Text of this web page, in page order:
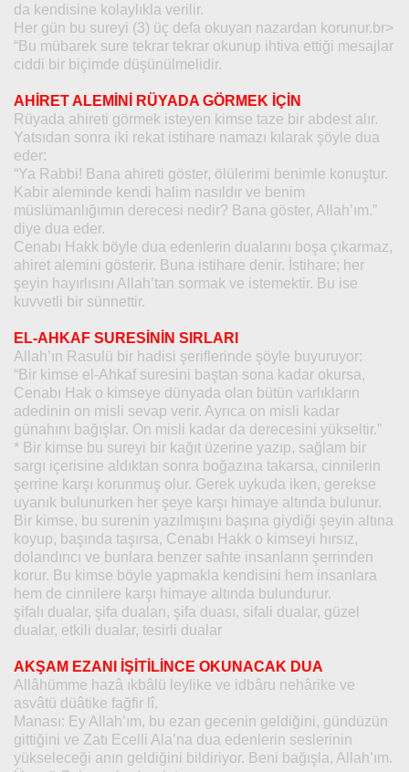
da kendisine kolaylıkla verilir.
Her gün bu sureyi (3) üç defa okuyan nazardan korunur.br>
“Bu mübarek sure tekrar tekrar okunup ihtiva ettiği mesajlar
ciddi bir biçimde düşünülmelidir.
AHİRET ALEMİNİ RÜYADA GÖRMEK İÇİN
Rüyada ahireti görmek isteyen kimse taze bir abdest alır.
Yatsıdan sonra iki rekat istihare namazı kılarak şöyle dua
eder:
“Ya Rabbi! Bana ahireti göster, ölülerimi benimle konuştur.
Kabir aleminde kendi halim nasıldır ve benim
müslümanlığımın derecesi nedir? Bana göster, Allah’ım.”
diye dua eder.
Cenabı Hakk böyle dua edenlerin dualarını boşa çıkarmaz,
ahiret alemini gösterir. Buna istihare denir. İstihare; her
şeyin hayırlısını Allah’tan sormak ve istemektir. Bu ise
kuvvetli bir sünnettir.
EL-AHKAF SURESİNİN SIRLARI
Allah’ın Rasulü bir hadisi şeriflerinde şöyle buyuruyor:
“Bir kimse el-Ahkaf suresini baştan sona kadar okursa,
Cenabı Hak o kimseye dünyada olan bütün varlıkların
adedinin on misli sevap verir. Ayrıca on misli kadar
günahını bağışlar. On misli kadar da derecesini yükseltir.”
* Bir kimse bu sureyi bir kağıt üzerine yazıp, sağlam bir
sargı içerisine aldıktan sonra boğazına takarsa, cinnilerin
şerrine karşı korunmuş olur. Gerek uykuda iken, gerekse
uyanık bulunurken her şeye karşı himaye altında bulunur.
Bir kimse, bu surenin yazılmışını başına giydiği şeyin altına
koyup, başında taşırsa, Cenabı Hakk o kimseyi hırsız,
dolandırıcı ve bunlara benzer sahte insanların şerrinden
korur. Bu kimse böyle yapmakla kendisini hem insanlara
hem de cinnilere karşı himaye altında bulundurur.
şifalı dualar, şifa duaları, şifa duası, sifali dualar, güzel
dualar, etkili dualar, tesirli dualar
AKŞAM EZANI İŞİTİLİNCE OKUNACAK DUA
Allâhümme hazâ ıkbâlü leylike ve idbâru nehârike ve
asvâtü düâtike fağfir lî.
Manası: Ey Allah’ım, bu ezan gecenin geldiğini, gündüzün
gittiğini ve Zatı Ecelli Ala’na dua edenlerin seslerinin
yükseleceği anın geldiğini bildiriyor. Beni bağışla, Allah’ım.